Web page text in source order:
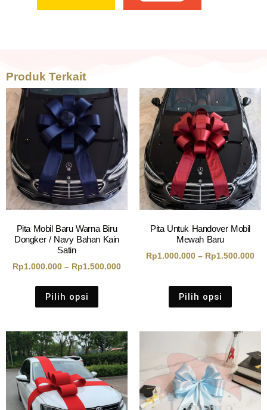
Produk Terkait
Pita Mobil Baru Warna Biru
Dongker / Navy Bahan Kain
Satin
Rp1.000.000 – Rp1.500.000
Pilih opsi
Pita Untuk Handover Mobil
Mewah Baru
Rp1.000.000 – Rp1.500.000
Pilih opsi